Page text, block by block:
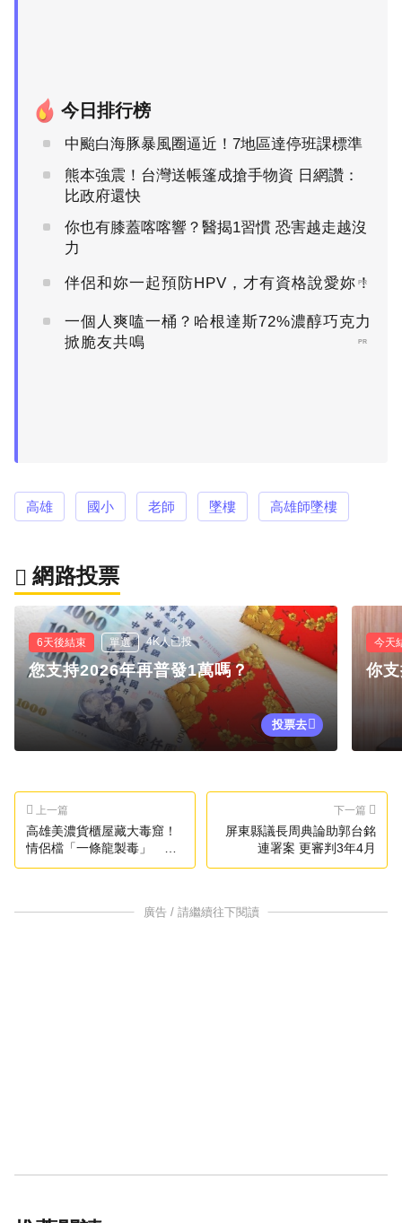
今日排行榜
中颱白海豚暴風圈逼近！7地區達停班課標準
熊本強震！台灣送帳篷成搶手物資 日網讚：
比政府還快
你也有膝蓋喀喀響？醫揭1習慣 恐害越走越沒
力
伴侶和妳一起預防HPV，才有資格說愛妳！
PR
一個人爽嗑一桶？哈根達斯72%濃醇巧克力
掀脆友共鳴
PR
高雄 國小 老師 墜樓 高雄師墜樓
網路投票
6天後結束 單選 4K人已投
您支持2026年再普發1萬嗎？
投票去
今天
你
上一篇
高雄美濃貨櫃屋藏大毒窟！
情侶檔「一條龍製毒」 橋
頭地檢署起訴
下一篇
屏東縣議長周典論助郭台銘
連署案 更審判3年4月
廣告 / 請繼續往下閱讀